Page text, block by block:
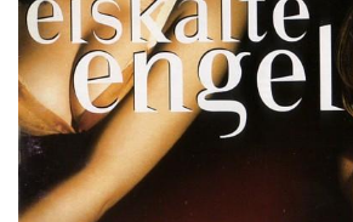
Viniluri Românești
Colecția Electrecord